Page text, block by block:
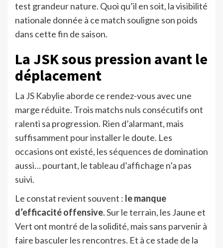
test grandeur nature. Quoi qu’il en soit, la visibilité
nationale donnée à ce match souligne son poids
dans cette fin de saison.
La JSK sous pression avant le
déplacement
La JS Kabylie aborde ce rendez-vous avec une
marge réduite. Trois matchs nuls consécutifs ont
ralenti sa progression. Rien d’alarmant, mais
suffisamment pour installer le doute. Les
occasions ont existé, les séquences de domination
aussi… pourtant, le tableau d’affichage n’a pas
suivi.
Le constat revient souvent : le manque
d’efficacité offensive. Sur le terrain, les Jaune et
Vert ont montré de la solidité, mais sans parvenir à
faire basculer les rencontres. Et à ce stade de la